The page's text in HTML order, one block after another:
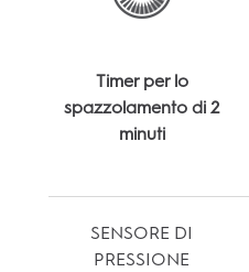
Timer per lo
spazzolamento di 2
minuti
SENSORE DI
PRESSIONE